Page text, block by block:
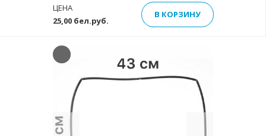
25,00 бел.руб.
ЦЕНА
В КОРЗИНУ
Next